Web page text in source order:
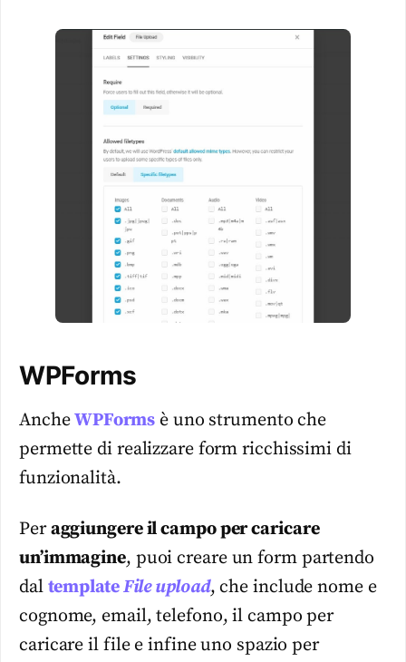
WPForms
AncheWPForms è uno strumento che
permette di realizzare form ricchissimi di
funzionalità.
Peraggiungere il campo per caricare
un’immagine, puoi creare un form partendo
dal templateFile upload, che include nome e
cognome, email, telefono, il campo per
caricare il file e infine uno spazio per